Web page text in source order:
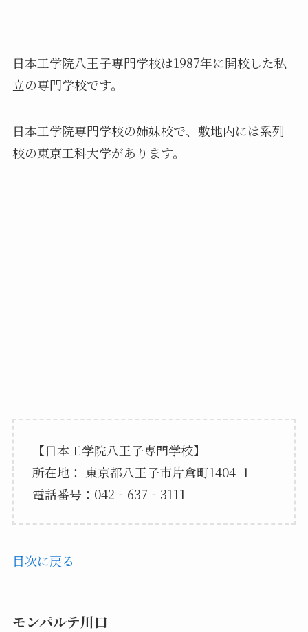
日本工学院八王子専門学校は1987年に開校した私
立の専門学校です。
日本工学院専門学校の姉妹校で、敷地内には系列
校の東京工科大学があります。
【日本工学院八王子専門学校】
所在地： 東京都八王子市片倉町1404−1
電話番号：042‐637‐3111
目次に戻る
モンパルテ川口